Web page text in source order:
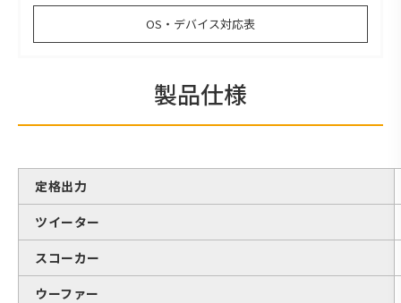
OS・デバイス対応表
製品仕様
定格出力
ツイーター
スコーカー
ウーファー